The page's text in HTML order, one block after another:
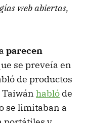
web abiertas,
parecen
se preveía en
de productos
Taiwán habló de
se limitaban a